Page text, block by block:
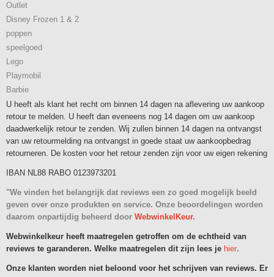
Outlet
Disney Frozen 1 & 2
poppen
speelgoed
Lego
Playmobil
Barbie
U heeft als klant het recht om binnen 14 dagen na aflevering uw aankoop
retour te melden. U heeft dan eveneens nog 14 dagen om uw aankoop
daadwerkelijk retour te zenden. Wij zullen binnen 14 dagen na ontvangst
van uw retourmelding na ontvangst in goede staat uw aankoopbedrag
retourneren. De kosten voor het retour zenden zijn voor uw eigen rekening
IBAN NL88 RABO 0123973201
"We vinden het belangrijk dat reviews een zo goed mogelijk beeld
geven over onze produkten en service. Onze beoordelingen worden
daarom onpartijdig beheerd door WebwinkelKeur.
Webwinkelkeur heeft maatregelen getroffen om de echtheid van
reviews te garanderen. Welke maatregelen dit zijn lees je hier.
Onze klanten worden niet beloond voor het schrijven van reviews. Er